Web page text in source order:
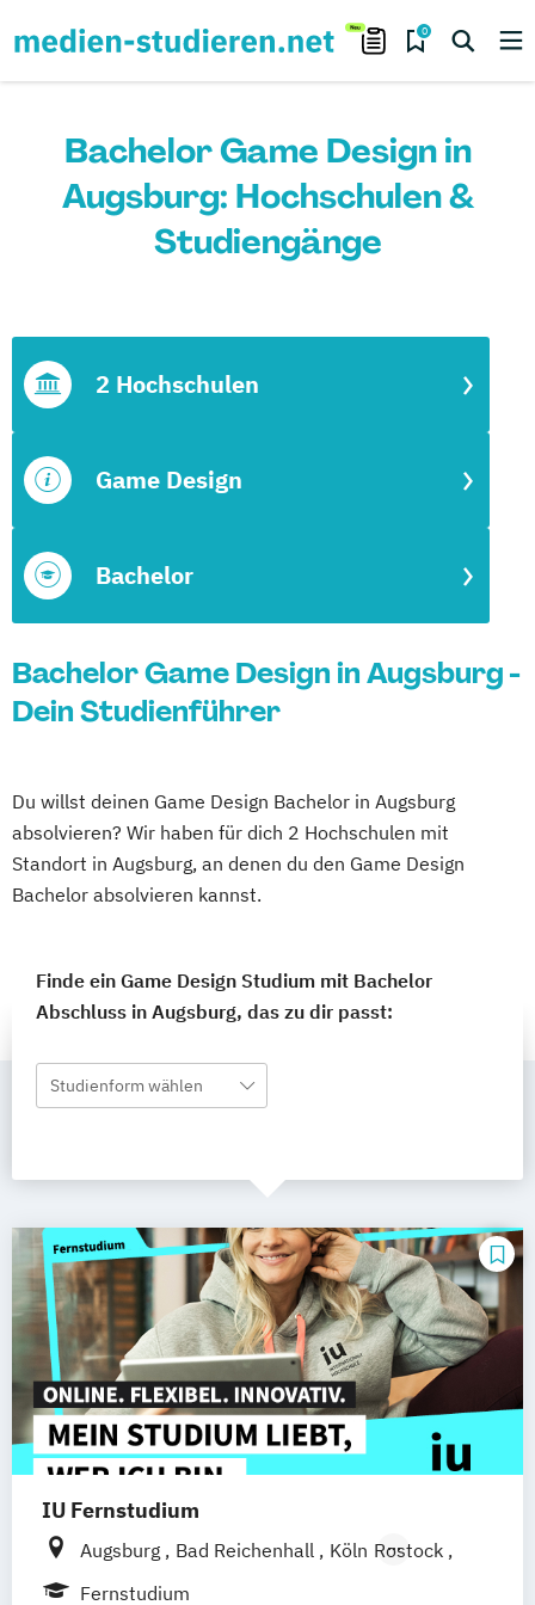
0
Bachelor Game Design in
Augsburg: Hochschulen &
Studiengänge
Bachelor
Game Design
2 Hochschulen
Bachelor Game Design in Augsburg -
Dein Studienführer
Du willst deinen Game Design Bachelor in Augsburg
absolvieren? Wir haben für dich 2 Hochschulen mit
Standort in Augsburg, an denen du den Game Design
Bachelor absolvieren kannst.
Finde ein Game Design Studium mit Bachelor
Abschluss in Augsburg, das zu dir passt:
Studienform wählen
IU Fernstudium
Augsburg Bad Reichenhall Köln Rostock
Freiburg
Fernstudium